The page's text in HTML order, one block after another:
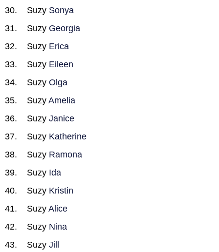
Suzy Sonya
Suzy Georgia
Suzy Erica
Suzy Eileen
Suzy Olga
Suzy Amelia
Suzy Janice
Suzy Katherine
Suzy Ramona
Suzy Ida
Suzy Kristin
Suzy Alice
Suzy Nina
Suzy Jill